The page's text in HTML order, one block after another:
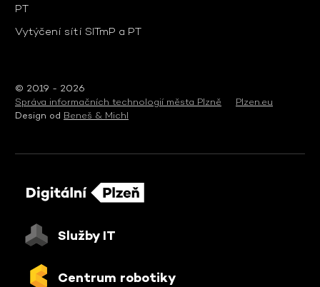
PT
Vytýčení sítí SITmP a PT
© 2019 - 2026
Správa informačních technologií města Plzně
Plzen.eu
Design od Beneš & Michl
Služby IT
Centrum robotiky